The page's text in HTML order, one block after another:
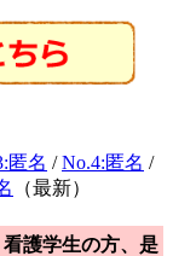
匿名 /No.4:匿名 /
（最新）
護学生の方、是